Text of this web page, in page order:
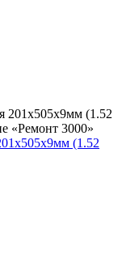
(1.52